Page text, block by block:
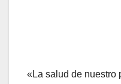
«La salud de nuestro